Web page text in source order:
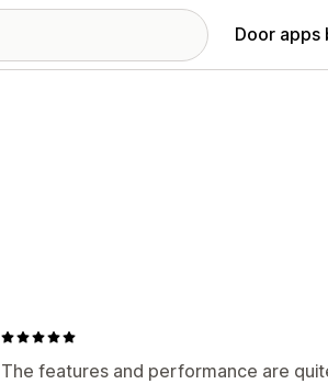
Door apps
The features and performance are